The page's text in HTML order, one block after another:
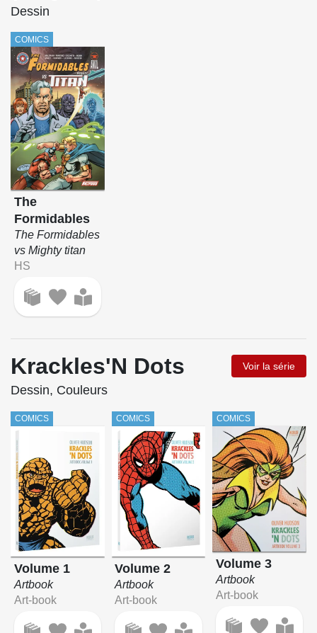
Dessin
COMICS
The
Formidables
The Formidables
vs Mighty titan
HS
Krackles'N Dots Voir la série
Dessin, Couleurs
COMICS
Volume 1
Artbook
Art-book
COMICS
Volume 2
Artbook
Art-book
COMICS
Volume 3
Artbook
Art-book